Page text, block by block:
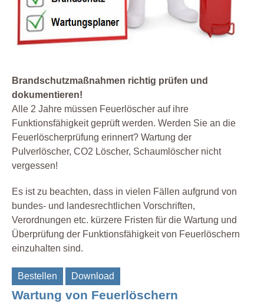
Brandschutzmaßnahmen richtig prüfen und
dokumentieren!
Alle 2 Jahre müssen Feuerlöscher auf ihre
Funktionsfähigkeit geprüft werden. Werden Sie an die
Feuerlöscherprüfung erinnert? Wartung der
Pulverlöscher, CO2 Löscher, Schaumlöscher nicht
vergessen!
Es ist zu beachten, dass in vielen Fällen aufgrund von
bundes- und landesrechtlichen Vorschriften,
Verordnungen etc. kürzere Fristen für die Wartung und
Überprüfung der Funktionsfähigkeit von Feuerlöschern
einzuhalten sind.
Bestellen Download
Wartung von Feuerlöschern